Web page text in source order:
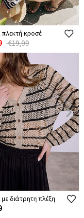
κροσέ
€19,99
διάτρητη πλέξη